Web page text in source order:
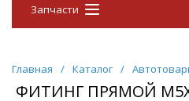
Запчасти
Главная / Каталог /
ФИТИНГ ПРЯМОЙ